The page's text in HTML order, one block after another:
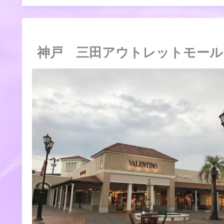
神戸 三田アウトレットモー